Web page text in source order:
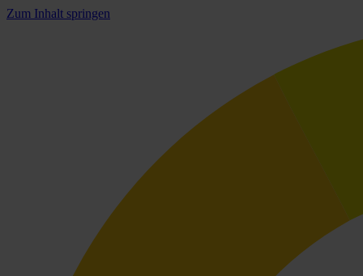
Zum Inhalt springen